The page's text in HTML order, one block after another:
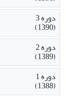
دوره 3
(1390)
دوره 2
(1389)
دوره 1
(1388)